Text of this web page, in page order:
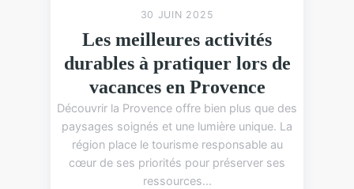
30 JUIN 2025
Les meilleures activités
durables à pratiquer lors de
vacances en Provence
Découvrir la Provence offre bien plus que des
paysages soignés et une lumière unique. La
région place le tourisme responsable au
cœur de ses priorités pour préserver ses
ressources...